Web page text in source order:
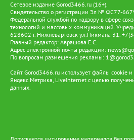
Сетевое издание Gorod3466.ru (16+).
Свидетельство о регистрации Эл № ФС77-
Федеральной службой по надзору в сфере
технологий и массовых коммуникаций.
628602 г. Нижневартовск ул.Пикмана 31.
Главный редактор: Аврашова Е.С.
Адрес электронной почты редакции:
По вопросам размещения рекламы:
Сайт Gorod3466.ru использует файлы cookie
Яндекс.Метрика, LiveInternet с целью
данных.